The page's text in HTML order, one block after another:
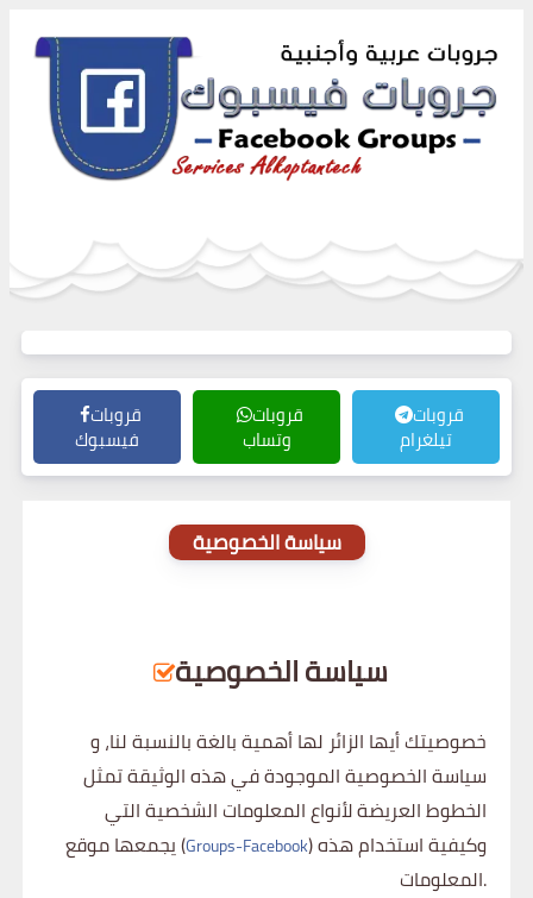
قروبات
فيسبوك
قروبات
وتساب
قروبات
تيلغرام
سياسة الخصوصية
سياسة الخصوصية
خصوصيتك أيها الزائر لها أهمية بالغة بالنسبة لنا، و
سياسة الخصوصية الموجودة في هذه الوثيقة تمثل
الخطوط العريضة لأنواع المعلومات الشخصية التي
يجمعها موقع (Groups-Facebook) وكيفية استخدام هذه
المعلومات.